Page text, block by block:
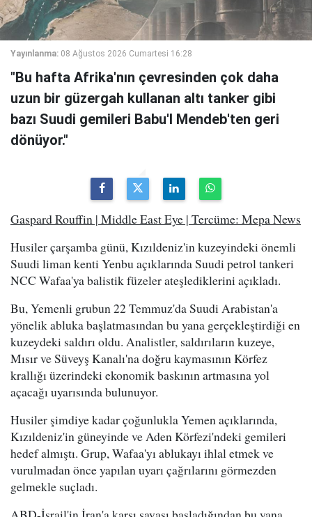
Yayınlanma: 08 Ağustos 2026 Cumartesi 16:28
"Bu hafta Afrika'nın çevresinden çok daha
uzun bir güzergah kullanan altı tanker gibi
bazı Suudi gemileri Babu'l Mendeb'ten geri
dönüyor."
Gaspard Rouffin | Middle East Eye | Tercüme: Mepa News
Husiler çarşamba günü, Kızıldeniz'in kuzeyindeki önemli
Suudi liman kenti Yenbu açıklarında Suudi petrol tankeri
NCC Wafaa'ya balistik füzeler ateşlediklerini açıkladı.
Bu, Yemenli grubun 22 Temmuz'da Suudi Arabistan'a
yönelik abluka başlatmasından bu yana gerçekleştirdiği en
kuzeydeki saldırı oldu. Analistler, saldırıların kuzeye,
Mısır ve Süveyş Kanalı'na doğru kaymasının Körfez
krallığı üzerindeki ekonomik baskının artmasına yol
açacağı uyarısında bulunuyor.
Husiler şimdiye kadar çoğunlukla Yemen açıklarında,
Kızıldeniz'in güneyinde ve Aden Körfezi'ndeki gemileri
hedef almıştı. Grup, Wafaa'yı ablukayı ihlal etmek ve
vurulmadan önce yapılan uyarı çağrılarını görmezden
gelmekle suçladı.